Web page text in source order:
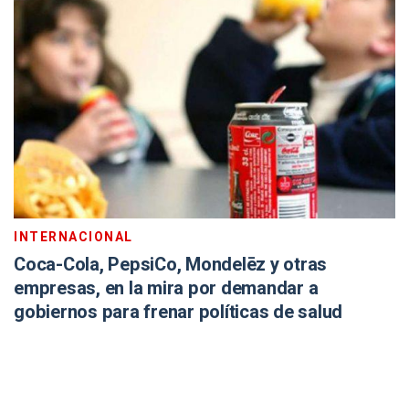
INTERNACIONAL
Coca-Cola, PepsiCo, Mondelēz y otras
empresas, en la mira por demandar a
gobiernos para frenar políticas de salud